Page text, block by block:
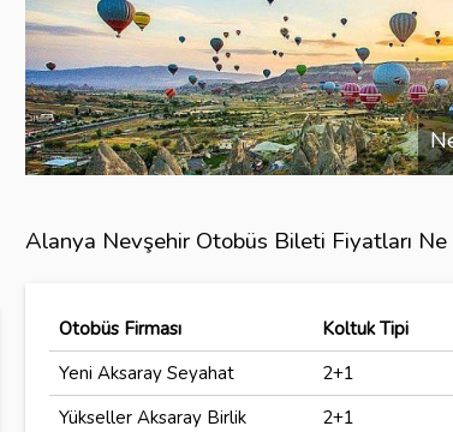
Alanya Nevşehir Otobüs Bileti Fiyatları Ne
Otobüs Firması Koltuk Tipi
Yeni Aksaray Seyahat
2+1
Yükseller Aksaray Birlik
2+1